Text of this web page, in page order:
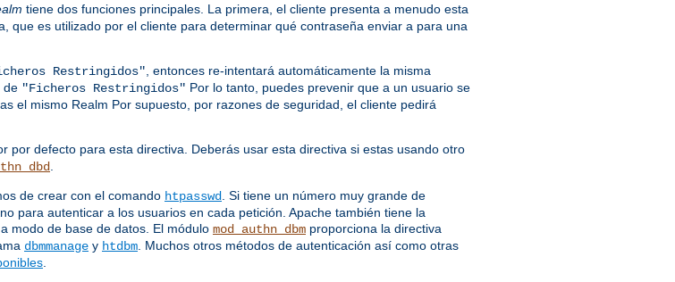
tiene dos funciones principales. La primera, el cliente presenta a menudo esta
es utilizado por el cliente para determinar qué contraseña enviar a para una
Restringidos" , entonces re-intentará automáticamente la misma
de "Ficheros Restringidos" Por lo tanto, puedes prevenir que a un usuario se
el mismo Realm Por supuesto, por razones de seguridad, el cliente pedirá
por defecto para esta directiva. Deberás usar esta directiva si estas usando otro
de crear con el comando htpasswd
. Si tiene un número muy grande de
para autenticar a los usuarios en cada petición. Apache también tiene la
modo de base de datos. El módulo mod_authn_dbm proporciona la directiva
dbmmanage y htdbm . Muchos otros métodos de autenticación así como otras